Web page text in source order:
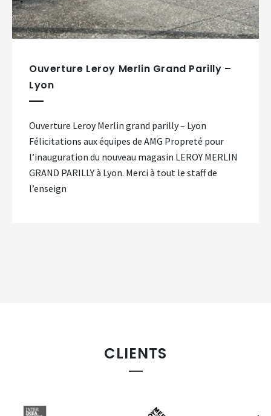
Ouverture Leroy Merlin Grand Parilly –
Lyon
Ouverture Leroy Merlin grand parilly – Lyon
Félicitations aux équipes de AMG Propreté pour
l’inauguration du nouveau magasin LEROY MERLIN
GRAND PARILLY à Lyon. Merci à tout le staff de
l’enseign
CLIENTS